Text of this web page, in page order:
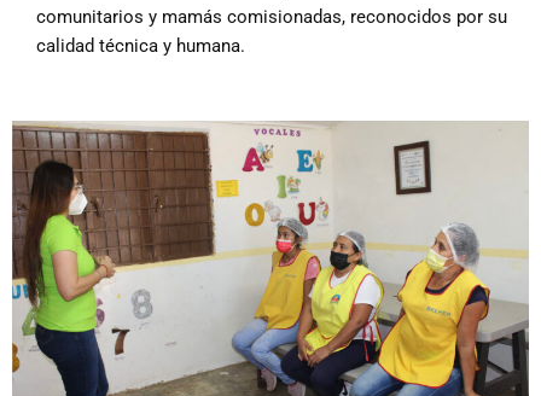
comunitarios y mamás comisionadas, reconocidos por su
calidad técnica y humana.